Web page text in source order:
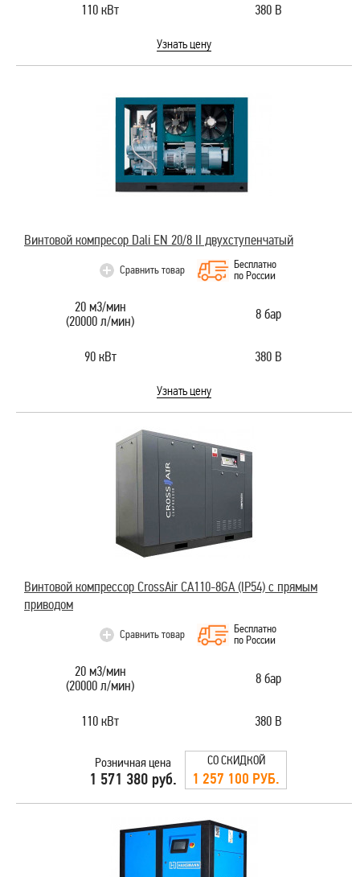
110 кВт 380 В
Узнать цену
Винтовой компресор Dali EN 20/8 II двухступенчатый
Сравнить товар
Бесплатно
по России
20 м3/мин
(20000 л/мин)
8 бар
90 кВт 380 В
Узнать цену
Винтовой компрессор CrossAir CA110-8GA (IP54) с прямым
приводом
Сравнить товар
Бесплатно
по России
20 м3/мин
(20000 л/мин)
8 бар
110 кВт 380 В
Розничная цена
1 571 380 руб.
СО СКИДКОЙ
1 257 100 РУБ.